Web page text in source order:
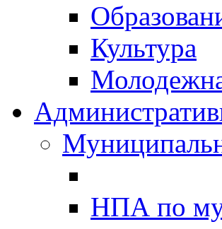
Культура
НПА по